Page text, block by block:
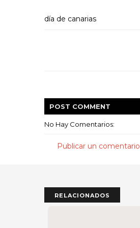
día de canarias
POST COMMENT
No Hay Comentarios:
Publicar un comentario
RELACIONADOS